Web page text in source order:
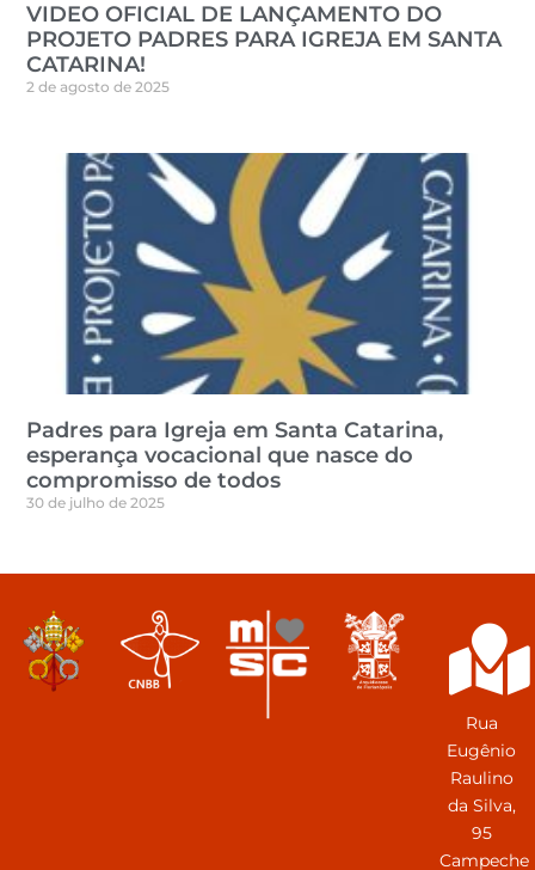
VIDEO OFICIAL DE LANÇAMENTO DO
PROJETO PADRES PARA IGREJA EM SANTA
CATARINA!
2 de agosto de 2025
Padres para Igreja em Santa Catarina,
esperança vocacional que nasce do
compromisso de todos
30 de julho de 2025
Rua
Eugênio
Raulino
da Silva,
95
Campeche